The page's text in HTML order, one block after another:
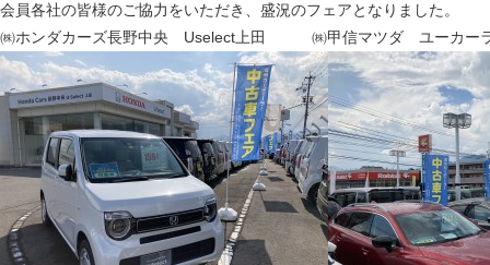
会員各社の皆様のご協力をいただき、盛況のフェアとなりました。
㈱ホンダカーズ長野中央 Uselect上田 ㈱甲信マツダ ユーカー